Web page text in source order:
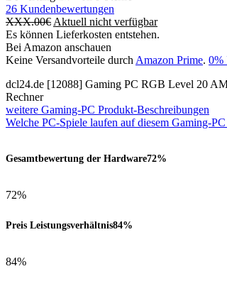
26 Kundenbewertungen
XXX.00€ Aktuell nicht verfügbar
Es können Lieferkosten entstehen.
Bei Amazon anschauen
Keine Versandvorteile durch Amazon Prime. 0%
dcl24.de [12088] Gaming PC RGB Level 20
Rechner
weitere Gaming-PC Produkt-Beschreibungen
Welche PC-Spiele laufen auf diesem Gaming-PC
Gesamtbewertung der Hardware72%
72%
Preis Leistungsverhältnis84%
84%